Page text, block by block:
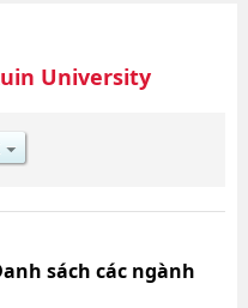
các Ngành Intercultural
LawhoặcNgành Interhuman
EngineeringhoặcNgành
Business
（tentative）, thông tin
University
sách các ngành